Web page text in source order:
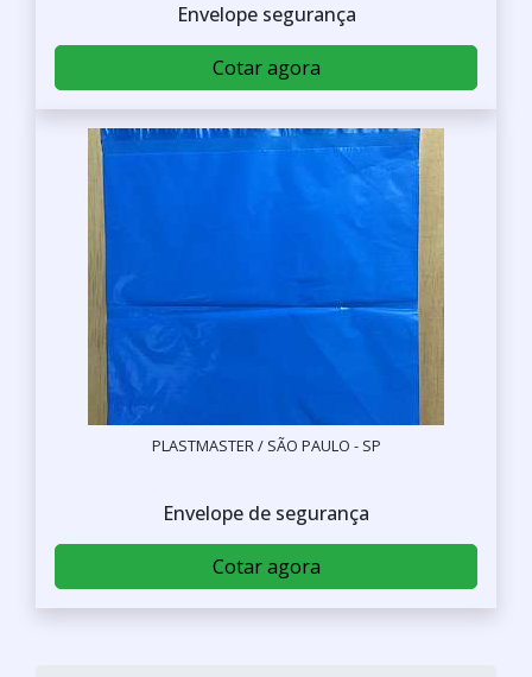
Envelope segurança
Cotar agora
PLASTMASTER / SÃO PAULO - SP
Envelope de segurança
Cotar agora